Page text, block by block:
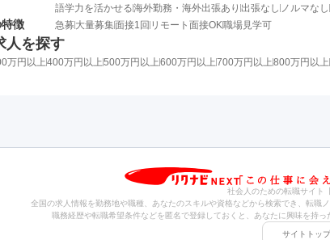
語学力を活かせる海外勤務・海外出張あり 出張なし ノルマなし
徴 急募 大量募集面接1回 リモート面接OK職場見学可
人を探す
万円以上400万円以上500万円以上600万円以上700万円以上800万円以上
社会人のための転職サイト
全国の求人情報を勤務地や職種、あなたのスキルや資格などから検索でき、転職
職務経歴や転職希望条件などを匿名で登録しておくと、あなたに興味を持
サイトトッ